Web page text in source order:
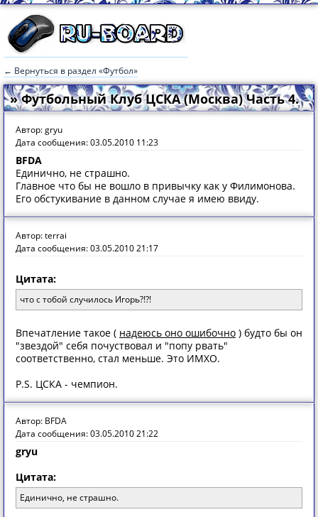
← Вернуться в раздел «Футбол»
» Футбольный Клуб ЦСКА (Москва) Часть 4.
Автор: gryu
Дата сообщения: 03.05.2010 11:23
BFDA
Единично, не страшно.
Главное что бы не вошло в привычку как у Филимонова.
Его обстукивание в данном случае я имею ввиду.
Автор: terrai
Дата сообщения: 03.05.2010 21:17
Цитата:
что с тобой случилось Игорь?!?!
Впечатление такое ( надеюсь оно ошибочно ) будто бы он
"звездой" себя почуствовал и "попу рвать"
соответственно, стал меньше. Это ИМХО.
P.S. ЦСКА - чемпион.
Автор: BFDA
Дата сообщения: 03.05.2010 21:22
gryu
Цитата:
Единично, не страшно.